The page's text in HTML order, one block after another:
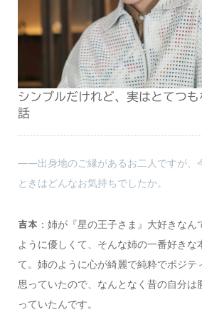
シンプルだけれど、実はとてつ
話
――出身地のご縁があるお二人ですが、
ときはどんなお気持ちでしたか。
吉本 ：姉が『星の王子さま』大好きな
ように優しくて、そんな姉の一番好きな
て。姉のように心が綺麗で純粋でポジテ
思っていたので、なんとなく昔の自分は
っていたんです。